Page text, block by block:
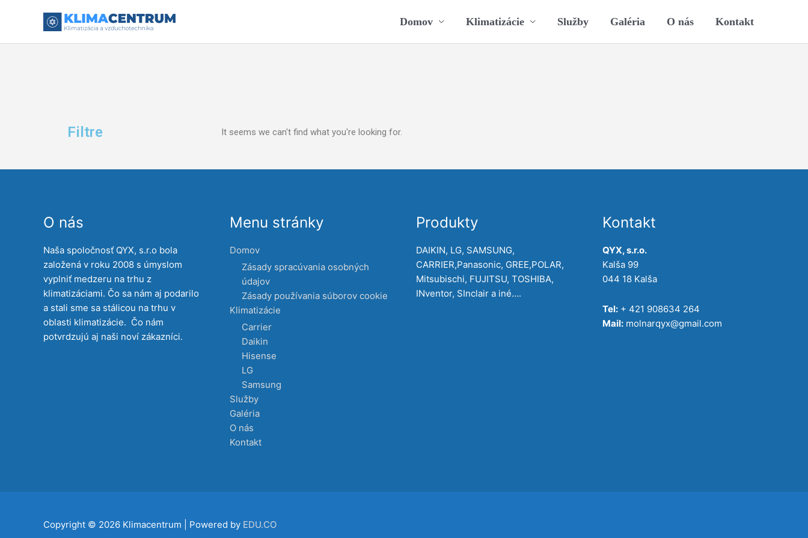
Domov Klimatizácie Služby Galéria O nás Kontakt
Filtre It seems we can't find what you're looking for.
O nás
Naša spoločnosť QYX, s.r.o bola
založená v roku 2008 s úmyslom
vyplniť medzeru na trhu z
klimatizáciami. Čo sa nám aj podarilo
a stali sme sa stálicou na trhu v
oblasti klimatizácie. Čo nám
potvrdzujú aj naši noví zákazníci.
Menu stránky
Domov
Zásady spracúvania osobných
údajov
Zásady používania súborov cookie
Klimatizácie
Carrier
Daikin
Hisense
LG
Samsung
Služby
Galéria
O nás
Kontakt
Produkty
DAIKIN, LG, SAMSUNG,
CARRIER,Panasonic, GREE,POLAR,
Mitsubischi, FUJITSU, TOSHIBA,
INventor, SInclair a iné….
Kontakt
QYX, s.r.o.
Kalša 99
044 18 Kalša
Tel: + 421 908634 264
Mail: molnarqyx@gmail.com
Copyright © 2026 Klimacentrum | Powered by EDU.CO